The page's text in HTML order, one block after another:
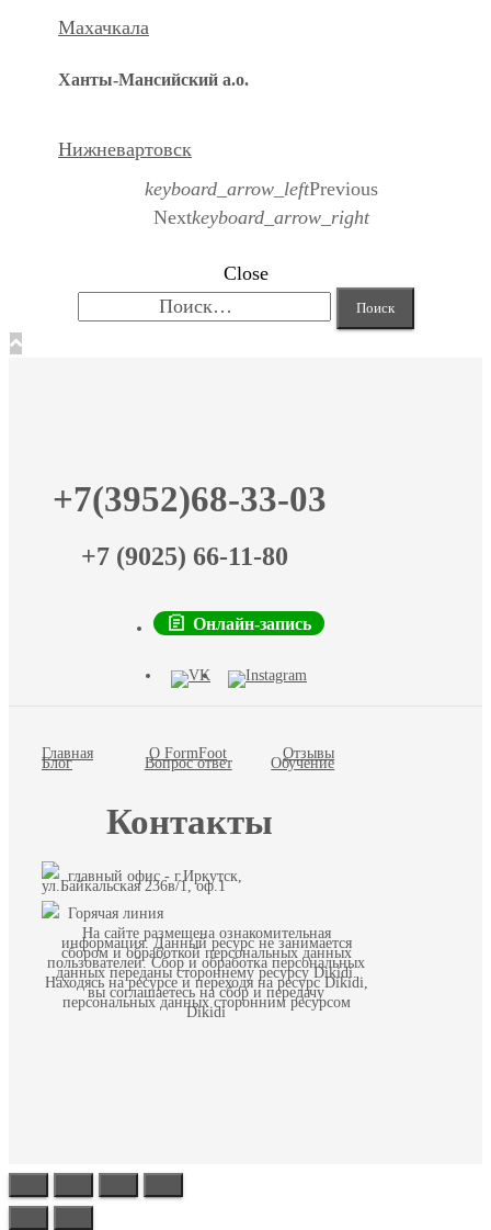
Махачкала
Ханты-Мансийский а.о.
Нижневартовск
keyboard_arrow_leftPrevious
Nextkeyboard_arrow_right
Close
+7(3952)68-33-03
+7 (9025) 66-11-80
Онлайн-запись
Главная О FormFoot Отзывы
Блог Вопрос ответ Обучение
Контакты
главный офис - г.Иркутск,
ул.Байкальская 236в/1, оф.1
Горячая линия
На сайте размещена ознакомительная
информация. Данный ресурс не занимается
сбором и обработкой персональных данных
пользователей. Сбор и обработка персональных
данных переданы стороннему ресурсу Dikidi.
Находясь на ресурсе и переходя на ресурс Dikidi,
вы соглашаетесь на сбор и передачу
персональных данных сторонним ресурсом
Dikidi